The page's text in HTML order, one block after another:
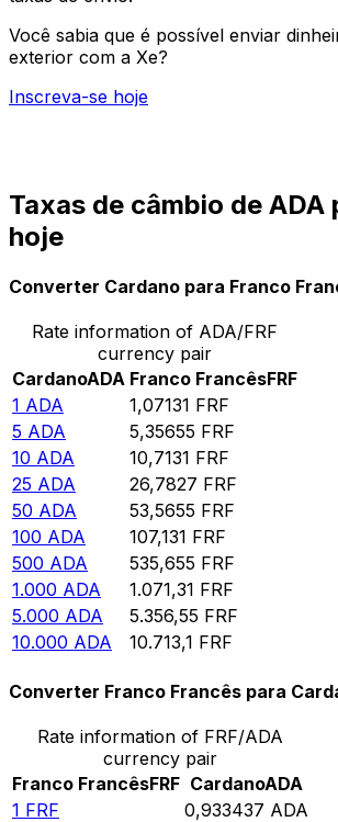
Você sabia que é possível enviar
exterior com a Xe?
Inscreva-se hoje
Taxas de câmbio de ADA
hoje
Converter Cardano para Franco
Rate information of ADA/FRF
currency pair
CardanoADA Franco FrancêsFRF
1 ADA 1,07131 FRF
5 ADA 5,35655 FRF
10 ADA 10,7131 FRF
25 ADA 26,7827 FRF
50 ADA 53,5655 FRF
100 ADA 107,131 FRF
500 ADA 535,655 FRF
1.000 ADA 1.071,31 FRF
5.000 ADA 5.356,55 FRF
10.000 ADA 10.713,1 FRF
Converter Franco Francês para
Rate information of FRF/ADA
currency pair
Franco FrancêsFRF CardanoADA
1 FRF 0,933437 ADA